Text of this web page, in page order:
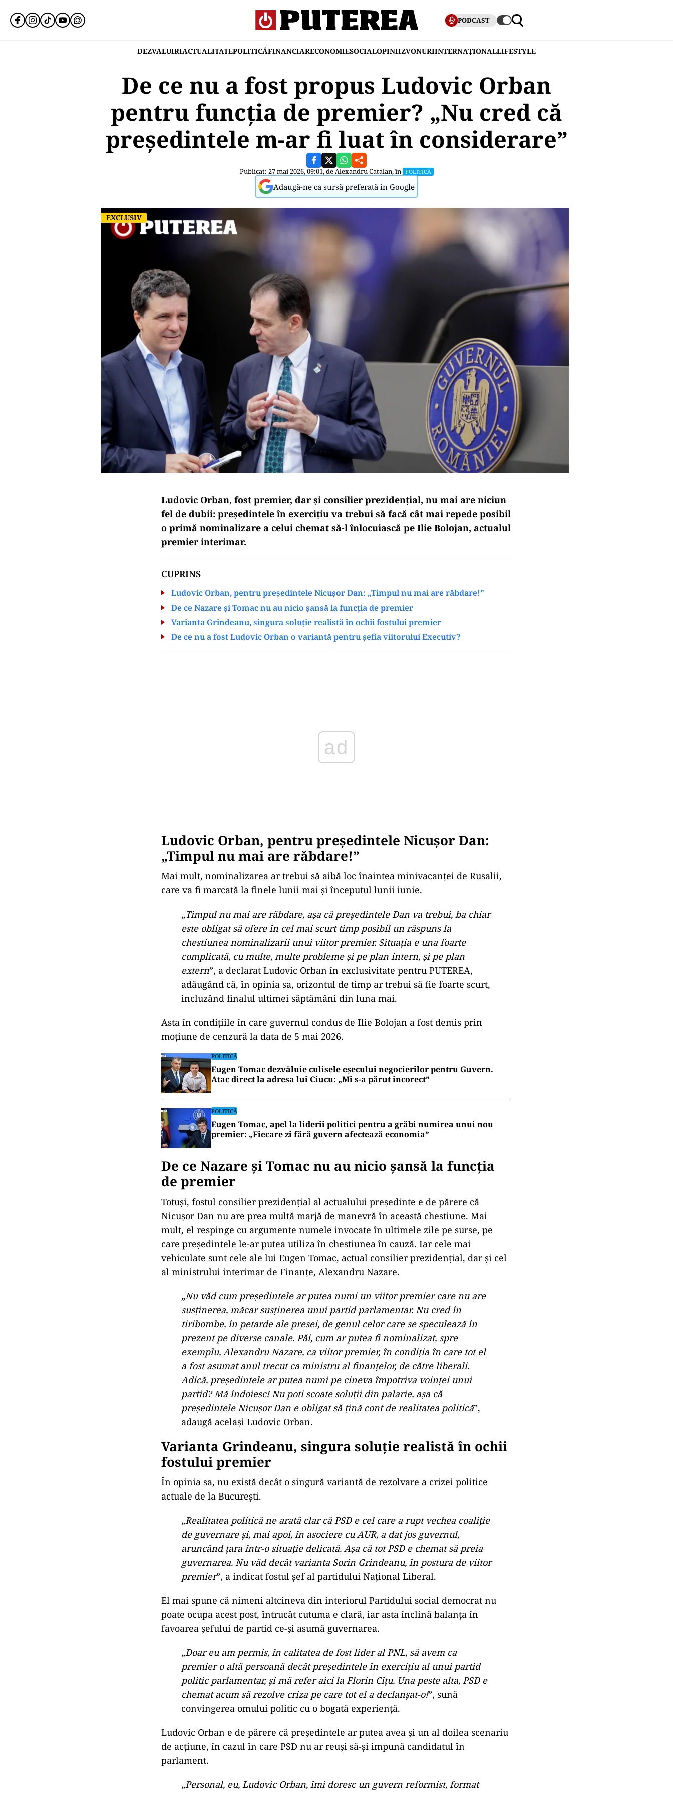
PODCAST
DEZVALUIRIACTUALITATEPOLITICĂFINANCIARECONOMIESOCIALOPINIIZVONURIINTERNAȚIONALLIFESTYLE
De ce nu a fost propus Ludovic Orban
pentru funcția de premier? „Nu cred că
președintele m-ar fi luat în considerare”
Publicat: 27 mai 2026, 09:01, deAlexandru Catalan, în POLITICĂ
Adaugă-ne ca sursă preferată în Google
EXCLUSIV
Ludovic Orban, fost premier, dar și consilier prezidențial, nu mai are niciun
fel de dubii: președintele în exercițiu va trebui să facă cât mai repede posibil
o primă nominalizare a celui chemat să-l înlocuiască pe Ilie Bolojan, actualul
premier interimar.
CUPRINS
Ludovic Orban, pentru președintele Nicușor Dan: „Timpul nu mai are răbdare!”
De ce Nazare și Tomac nu au nicio șansă la funcția de premier
Varianta Grindeanu, singura soluție realistă în ochii fostului premier
De ce nu a fost Ludovic Orban o variantă pentru șefia viitorului Executiv?
Ludovic Orban, pentru președintele Nicușor Dan:
„Timpul nu mai are răbdare!”
Mai mult, nominalizarea ar trebui să aibă loc înaintea minivacanței de Rusalii,
care va fi marcată la finele lunii mai și începutul lunii iunie.
„Timpul nu mai are răbdare, așa că președintele Dan va trebui, ba chiar
este obligat să ofere în cel mai scurt timp posibil un răspuns la
chestiunea nominalizarii unui viitor premier. Situația e una foarte
complicată, cu multe, multe probleme și pe plan intern, și pe plan
extern”, a declarat Ludovic Orban în exclusivitate pentru PUTEREA,
adăugând că, în opinia sa, orizontul de timp ar trebui să fie foarte scurt,
incluzând finalul ultimei săptămâni din luna mai.
Asta în condițiile în care guvernul condus de Ilie Bolojan a fost demis prin
moțiune de cenzură la data de 5 mai 2026.
POLITICĂ
Eugen Tomac dezvăluie culisele eșecului negocierilor pentru Guvern.
Atac direct la adresa lui Ciucu: „Mi s-a părut incorect”
POLITICĂ
Eugen Tomac, apel la liderii politici pentru a grăbi numirea unui nou
premier: „Fiecare zi fără guvern afectează economia”
De ce Nazare și Tomac nu au nicio șansă la funcția
de premier
Totuși, fostul consilier prezidențial al actualului președinte e de părere că
Nicușor Dan nu are prea multă marjă de manevră în această chestiune. Mai
mult, el respinge cu argumente numele invocate în ultimele zile pe surse, pe
care președintele le-ar putea utiliza în chestiunea în cauză. Iar cele mai
vehiculate sunt cele ale lui Eugen Tomac, actual consilier prezidențial, dar și cel
al ministrului interimar de Finanțe, Alexandru Nazare.
„Nu văd cum președintele ar putea numi un viitor premier care nu are
susținerea, măcar susținerea unui partid parlamentar. Nu cred în
tiribombe, în petarde ale presei, de genul celor care se speculează în
prezent pe diverse canale. Păi, cum ar putea fi nominalizat, spre
exemplu, Alexandru Nazare, ca viitor premier, în condiția în care tot el
a fost asumat anul trecut ca ministru al finanțelor, de către liberali.
Adică, președintele ar putea numi pe cineva împotriva voinței unui
partid? Mă îndoiesc! Nu poti scoate soluții din palarie, așa că
președintele Nicușor Dan e obligat să țină cont de realitatea politică”,
adaugă același Ludovic Orban.
Varianta Grindeanu, singura soluție realistă în ochii
fostului premier
În opinia sa, nu există decât o singură variantă de rezolvare a crizei politice
actuale de la București.
„Realitatea politică ne arată clar că PSD e cel care a rupt vechea coaliție
de guvernare și, mai apoi, în asociere cu AUR, a dat jos guvernul,
aruncând țara într-o situație delicată. Așa că tot PSD e chemat să preia
guvernarea. Nu văd decât varianta Sorin Grindeanu, în postura de viitor
premier”, a indicat fostul șef al partidului Național Liberal.
El mai spune că nimeni altcineva din interiorul Partidului social democrat nu
poate ocupa acest post, întrucât cutuma e clară, iar asta înclină balanța în
favoarea șefului de partid ce-și asumă guvernarea.
„Doar eu am permis, în calitatea de fost lider al PNL, să avem ca
premier o altă persoană decât președintele în exercițiu al unui partid
politic parlamentar, și mă refer aici la Florin Cîțu. Una peste alta, PSD e
chemat acum să rezolve criza pe care tot el a declanșat-o!”, sună
convingerea omului politic cu o bogată experiență.
Ludovic Orban e de părere că președintele ar putea avea și un al doilea scenariu
de acțiune, în cazul în care PSD nu ar reuși să-și impună candidatul în
parlament.
„Personal, eu, Ludovic Orban, îmi doresc un guvern reformist, format